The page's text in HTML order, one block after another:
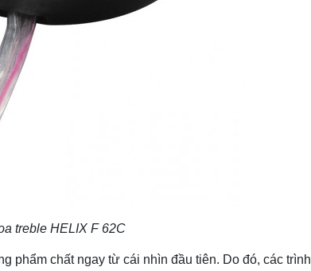
treble HELIX F 62C
phẩm chất ngay từ cái nhìn đầu tiên. Do đó, các trình